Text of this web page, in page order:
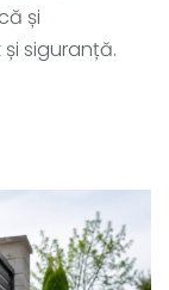
și
siguranță.